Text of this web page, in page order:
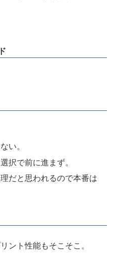
い。
択で前に進まず。
だと思われるので本番は
ント性能もそこそこ。